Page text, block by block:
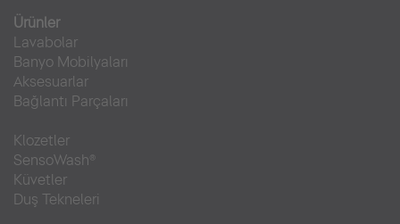
Ürünler
Lavabolar
Banyo Mobilyaları
Aksesuarlar
Bağlantı Parçaları
Klozetler
SensoWash®
Küvetler
Duş Tekneleri